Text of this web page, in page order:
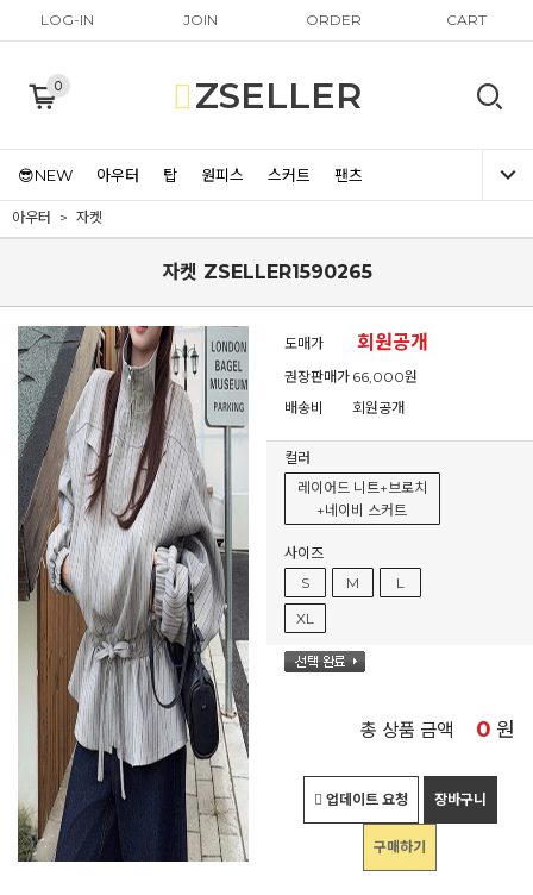
LOG-IN JOIN ORDER CART
0 ZSELLER
😎NEW 아우터 탑 원피스 스커트 팬츠
아우터 자켓
자켓 ZSELLER1590265
도매가 회원공개
권장판매가 66,000원
배송비
회원공개
컬러
레이어드 니트+브로치
+네이비 스커트
사이즈
S
M
L
XL
총 상품 금액 0 원
업데이트 요청 장바구니
구매하기